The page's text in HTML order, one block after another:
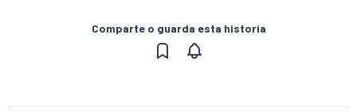
Comparte o guarda esta historia